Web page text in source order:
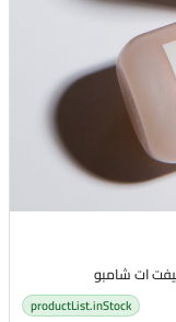
productList.inStock